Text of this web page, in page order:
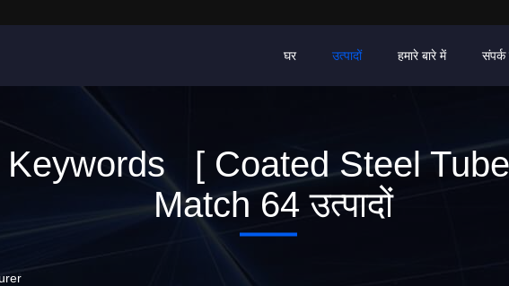
घर उत्पादों हमारे बारे में
Keywords [ Coated Steel
Match 64 उत्पादों